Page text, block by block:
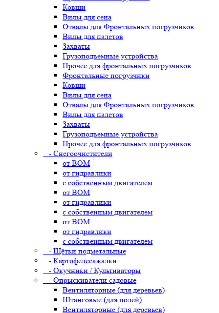
Ковши
Вилы для сена
Отвалы для Фронтальных погрузчиков
Вилы для палетов
Захваты
Грузоподъемные устройства
Прочее для фронтальных погрузчиков
Фронтальные погрузчики
Ковши
Вилы для сена
Отвалы для Фронтальных погрузчиков
Вилы для палетов
Захваты
Грузоподъемные устройства
Прочее для фронтальных погрузчиков
- Снегоочистители
от ВОМ
от гидравлики
с собственным двигателем
от ВОМ
от гидравлики
с собственным двигателем
от ВОМ
от гидравлики
с собственным двигателем
- Щётки подметальные
- Картофелесажалки
- Окучники / Культиваторы
- Опрыскиватели садовые
Вентиляторные (для деревьев)
Штанговые (для полей)
Вентиляторные (для деревьев)